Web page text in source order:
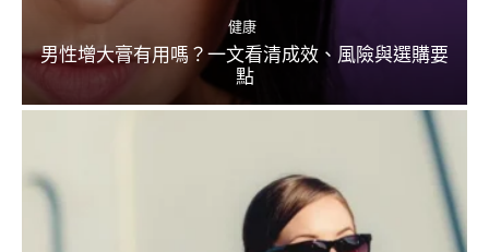
健康
男性增大膏有用嗎？一文看清成效、風險與選購要
點